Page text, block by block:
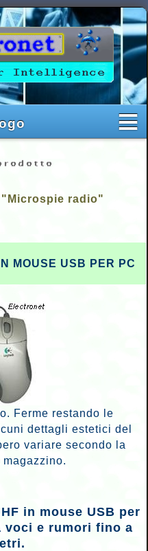
radio"
MOUSE USB PER PC
Ferme restando le
dettagli estetici del
variare secondo la
in mouse USB per
voci e rumori fino a